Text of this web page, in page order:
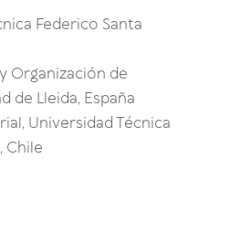
Federico Santa
Organización de
de Lleida, España
Universidad Técnica
Chile